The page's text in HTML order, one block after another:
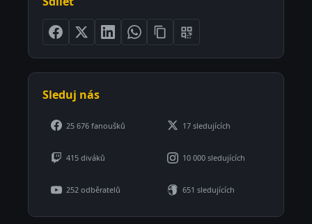
Sleduj nás
25 676 fanoušků 17 sledujících
415 diváků 10 000 sledujících
252 odběratelů 651 sledujících